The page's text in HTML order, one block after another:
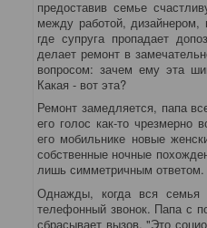
предоставив семье
между работой,
где супруга пропадает
делает ремонт в
вопросом: зачем ему эта
Какая - вот эта?
Ремонт замедляется, папа
его голос как-то чрезмерно
его мобильнике новые
собственные ночные
лишь симметричным ответом.
Однажды, когда вся семья
телефонный звонок. Папа с
сбрасывает вызов. "Это